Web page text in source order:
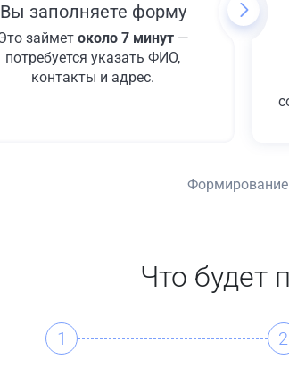
Вы заполняете форму
займет около 7 минут—
потребуется указать ФИО,
контакты и адрес.
Что будет
1 2